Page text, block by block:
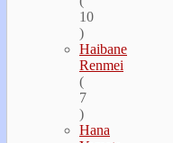
10
)
Haibane
Renmei
(
7
)
Hana